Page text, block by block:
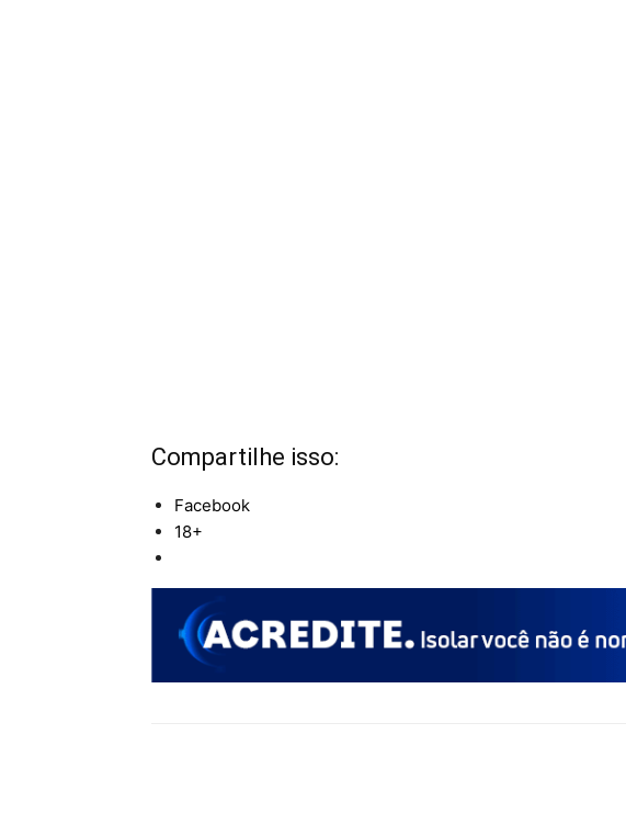
Compartilhe isso:
Facebook
18+